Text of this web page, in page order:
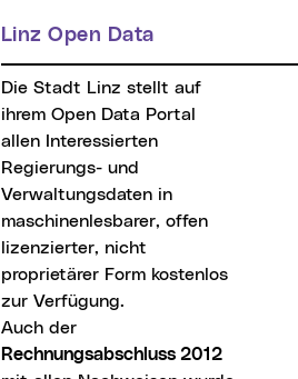
Linz Open Data
Die Stadt Linz stellt auf
ihrem Open Data Portal
allen Interessierten
Regierungs- und
Verwaltungsdaten in
maschinenlesbarer, offen
lizenzierter, nicht
proprietärer Form kostenlos
zur Verfügung.
Auch der
Rechnungsabschluss 2012